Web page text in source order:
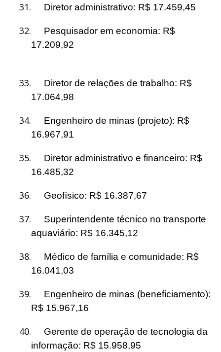
31. Diretor administrativo: R$ 17.459,45
32.
Pesquisador em economia: R$
17.209,92
33.
Diretor de relações de trabalho: R$
17.064,98
34.
Engenheiro de minas (projeto): R$
16.967,91
35.
Diretor administrativo e financeiro: R$
16.485,32
36. Geofísico: R$ 16.387,67
37.
Superintendente técnico no transporte
aquaviário: R$ 16.345,12
38.
Médico de família e comunidade: R$
16.041,03
39.
Engenheiro de minas (beneficiamento):
R$ 15.967,16
40.
Gerente de operação de tecnologia da
informação: R$ 15.958,95